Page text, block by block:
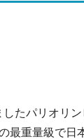
たパリオリ
最重量級で日